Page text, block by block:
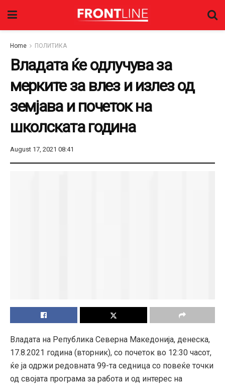
Home ПОЛИТИКА
Владата ќе одлучува за
мерките за влез и излез од
земјава и почеток на
школската година
August 17, 2021 08:41
Владата на Република Северна Македонија, денеска,
17.8.2021 година (вторник), со почеток во 12:30 часот,
ќе ја одржи редовната 99-та седница со повеќе точки
од својата програма за работа и од интерес на